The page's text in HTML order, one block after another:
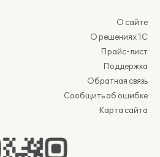
О сайте
О решениях 1С
Прайс-лист
Поддержка
Обратная связь
Сообщить об ошибке
Карта сайта